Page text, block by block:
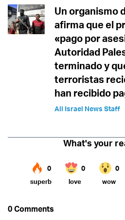
Un organismo
afirma que el
«pago por
Autoridad
terminado y
terroristas
han recibido
All Israel News Staff